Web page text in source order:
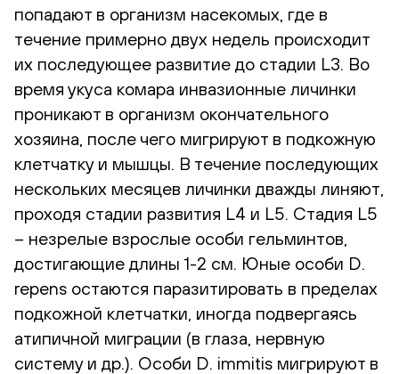
попадают в организм насекомых, где в
течение примерно двух недель происходит
их последующее развитие до стадии L3. Во
время укуса комара инвазионные личинки
проникают в организм окончательного
хозяина, после чего мигрируют в подкожную
клетчатку и мышцы. В течение последующих
нескольких месяцев личинки дважды линяют,
проходя стадии развития L4 и L5. Стадия L5
– незрелые взрослые особи гельминтов,
достигающие длины 1-2 см. Юные особи D.
repens остаются паразитировать в пределах
подкожной клетчатки, иногда подвергаясь
атипичной миграции (в глаза, нервную
систему и др.). Особи D. immitis мигрируют в